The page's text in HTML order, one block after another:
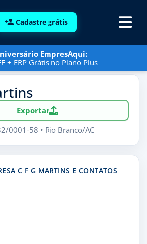
Cadastre grátis
EmpresAqui:
+ ERP Grátis no Plano Plus
Exportar
0001-58 • Rio Branco/AC
C F G MARTINS E CONTATOS